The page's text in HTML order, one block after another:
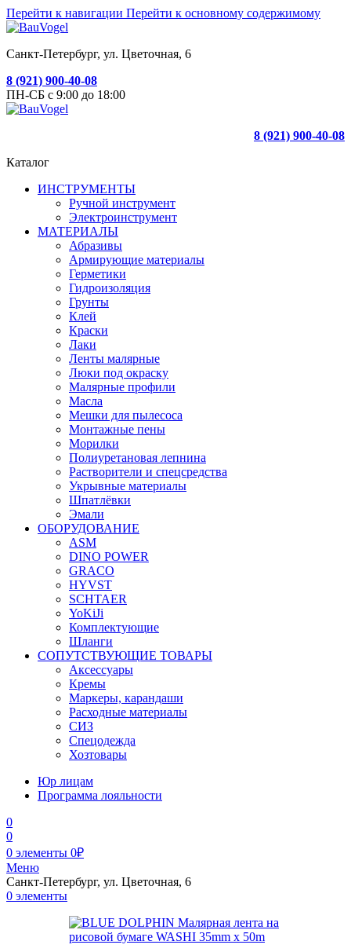
Перейти к навигации Перейти к основному содержимому
Санкт-Петербург, ул. Цветочная, 6
8 (921) 900-40-08
ПН-СБ с 9:00 до 18:00
8 (921) 900-40-08
Каталог
ИНСТРУМЕНТЫ
Ручной инструмент
Электроинструмент
МАТЕРИАЛЫ
Абразивы
Армирующие материалы
Герметики
Гидроизоляция
Грунты
Клей
Краски
Лаки
Ленты малярные
Люки под окраску
Малярные профили
Масла
Мешки для пылесоса
Монтажные пены
Морилки
Полиуретановая лепнина
Растворители и спецсредства
Укрывные материалы
Шпатлёвки
Эмали
ОБОРУДОВАНИЕ
ASM
DINO POWER
GRACO
HYVST
SCHTAER
YoKiJi
Комплектующие
Шланги
СОПУТСТВУЮЩИЕ ТОВАРЫ
Аксессуары
Кремы
Маркеры, карандаши
Расходные материалы
СИЗ
Спецодежда
Хозтовары
Юр лицам
Программа лояльности
0
0
0 элементы 0₽
Меню
Санкт-Петербург, ул. Цветочная, 6
0 элементы